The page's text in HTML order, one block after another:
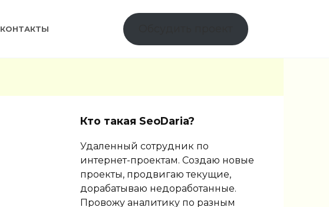
КОНТАКТЫ
Кто такая SeoDaria?
Удаленный сотрудник по
интернет-проектам. Создаю новые
проекты, продвигаю текущие,
дорабатываю недоработанные.
Провожу аналитику по разным